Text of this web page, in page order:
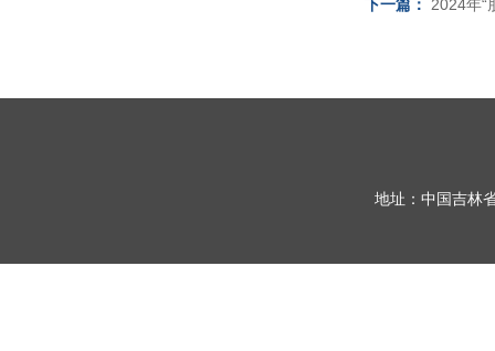
下一篇： 2024年“
地址：中国吉林